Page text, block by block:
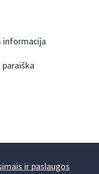
informacija
ir paslaugos